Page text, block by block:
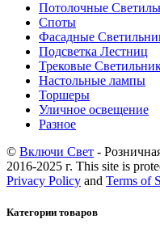
Потолочные
Споты
Фасадные
Подсветка Лестниц
Трековые
Настольные лампы
Торшеры
Уличное освещение
Разное
© Включи Свет -
2016-2025 г. This site is
Privacy Policy and Terms of
Категории товаров